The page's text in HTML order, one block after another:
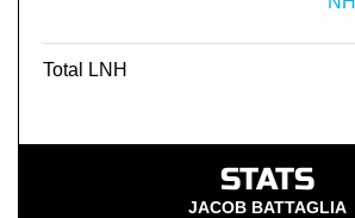
Total LNH
STATS
JACOB BATTAGLIA